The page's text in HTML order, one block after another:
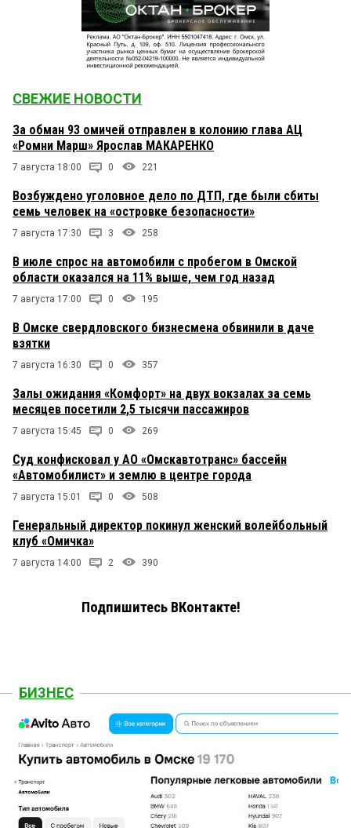
СВЕЖИЕ НОВОСТИ
За обман 93 омичей отправлен в колонию глава АЦ
«Ромни Марш» Ярослав МАКАРЕНКО
7 августа 18:00 0 221
Возбуждено уголовное дело по ДТП, где были сбиты
семь человек на «островке безопасности»
7 августа 17:30 3 258
В июле спрос на автомобили с пробегом в Омской
области оказался на 11% выше, чем год назад
7 августа 17:00 0 195
В Омске свердловского бизнесмена обвинили в даче
взятки
7 августа 16:30 0 357
Залы ожидания «Комфорт» на двух вокзалах за семь
месяцев посетили 2,5 тысячи пассажиров
7 августа 15:45 0 269
Суд конфисковал у АО «Омскавтотранс» бассейн
«Автомобилист» и землю в центре города
7 августа 15:01 0 508
Генеральный директор покинул женский волейбольный
клуб «Омичка»
7 августа 14:00 2 390
Подпишитесь ВКонтакте!
БИЗНЕС